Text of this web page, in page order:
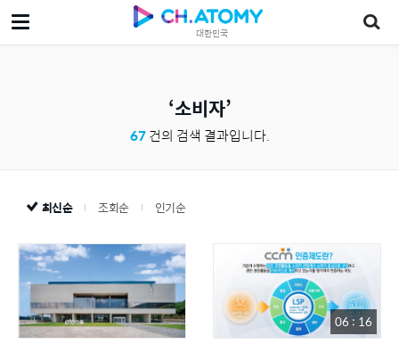
대한민국
소비자
67건의 검색 결과입니다.
최신순 조회순 인기순
06 : 16